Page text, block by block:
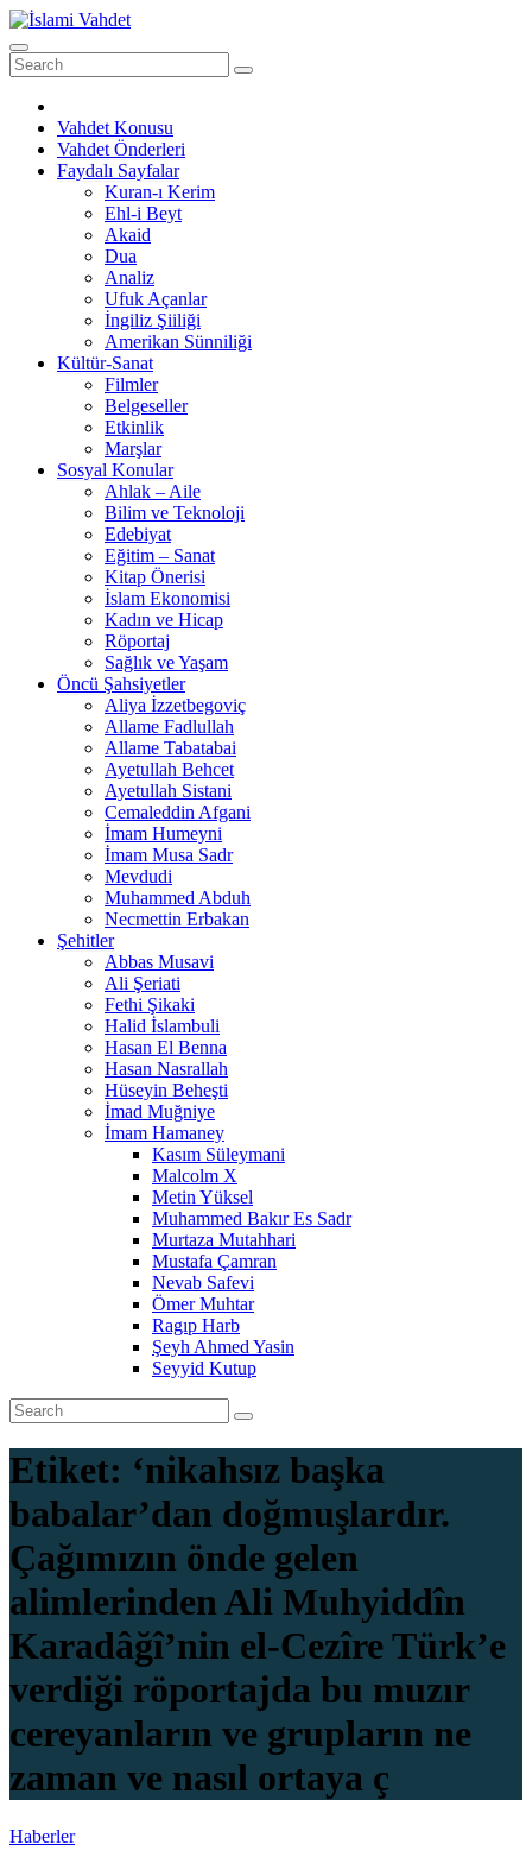
Skip
to
content
Vahdet Konusu
Vahdet Önderleri
Faydalı Sayfalar
Kuran-ı Kerim
Ehl-i Beyt
Akaid
Dua
Analiz
Ufuk Açanlar
İngiliz Şiiliği
Amerikan Sünniliği
Kültür-Sanat
Filmler
Belgeseller
Etkinlik
Marşlar
Sosyal Konular
Ahlak – Aile
Bilim ve Teknoloji
Edebiyat
Eğitim – Sanat
Kitap Önerisi
İslam Ekonomisi
Kadın ve Hicap
Röportaj
Sağlık ve Yaşam
Öncü Şahsiyetler
Aliya İzzetbegoviç
Allame Fadlullah
Allame Tabatabai
Ayetullah Behcet
Ayetullah Sistani
Cemaleddin Afgani
İmam Humeyni
İmam Musa Sadr
Mevdudi
Muhammed Abduh
Necmettin Erbakan
Şehitler
Abbas Musavi
Ali Şeriati
Fethi Şikaki
Halid İslambuli
Hasan El Benna
Hasan Nasrallah
Hüseyin Beheşti
İmad Muğniye
İmam Hamaney
Kasım Süleymani
Malcolm X
Metin Yüksel
Muhammed Bakır Es Sadr
Murtaza Mutahhari
Mustafa Çamran
Nevab Safevi
Ömer Muhtar
Ragıp Harb
Şeyh Ahmed Yasin
Seyyid Kutup
Etiket: ‘nikahsız başka
babalar’dan doğmuşlardır.
Çağımızın önde gelen
alimlerinden Ali Muhyiddîn
Karadâğî’nin el-Cezîre Türk’e
verdiği röportajda bu muzır
cereyanların ve grupların ne
zaman ve nasıl ortaya ç
Haberler